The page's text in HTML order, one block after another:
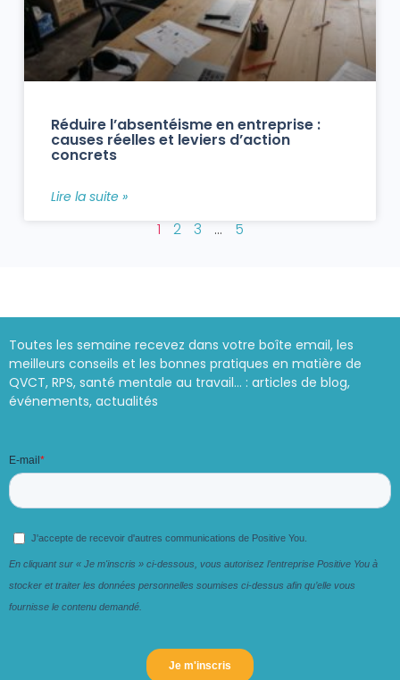
Réduire l’absentéisme en entreprise :
causes réelles et leviers d’action
concrets
Lire la suite »
1 2 3 … 5
Toutes les semaine recevez dans votre boîte email, les
meilleurs conseils et les bonnes pratiques en matière de
QVCT, RPS, santé mentale au travail… : articles de blog,
événements, actualités